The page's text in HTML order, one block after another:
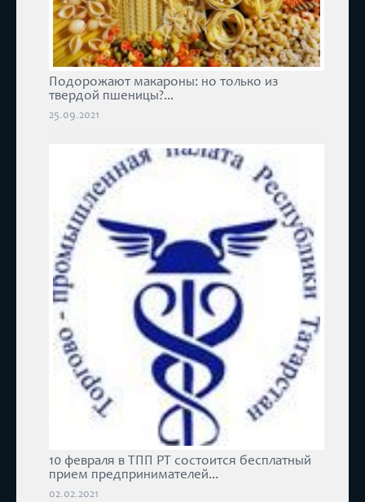
Подорожают макароны: но только из
твердой пшеницы?...
25.09.2021
10 февраля в ТПП РТ состоится бесплатный
прием предпринимателей...
02.02.2021